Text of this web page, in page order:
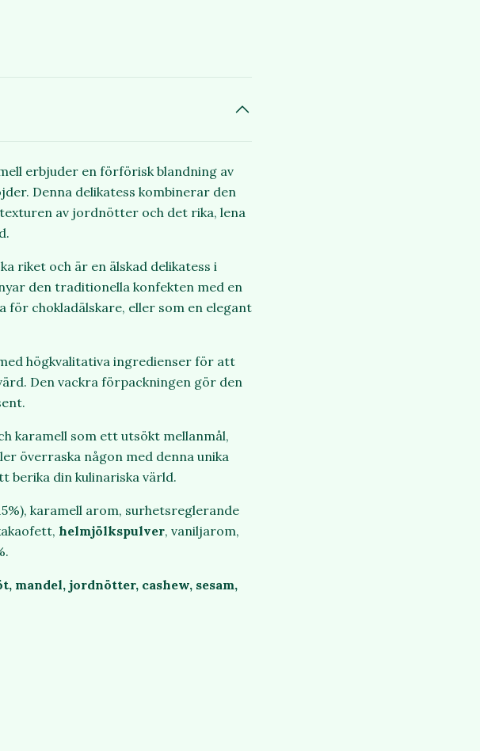
erbjuder en förförisk blandning av
Denna delikatess kombinerar den
av jordnötter och det rika, lena
riket och är en älskad delikatess i
den traditionella konfekten med en
för chokladälskare, eller som en elegant
högkvalitativa ingredienser för att
Den vackra förpackningen gör den
karamell som ett utsökt mellanmål,
överraska någon med denna unika
berika din kulinariska värld.
karamell arom, surhetsreglerande
helmjölkspulver, vaniljarom,
mandel, jordnötter, cashew, sesam,